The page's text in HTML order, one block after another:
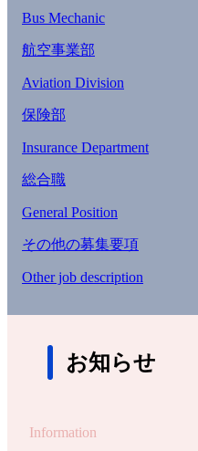
Bus Mechanic
航空事業部
Aviation Division
保険部
Insurance Department
総合職
General Position
その他の募集要項
Other job description
お知らせ
Information